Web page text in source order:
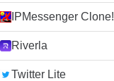
IPMessenger Clone!
Riverla
Twitter Lite